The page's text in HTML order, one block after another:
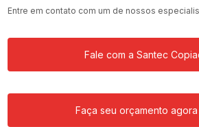
Entre em contato com um de nossos
Fale com a Santec
Faça seu orçamento agora